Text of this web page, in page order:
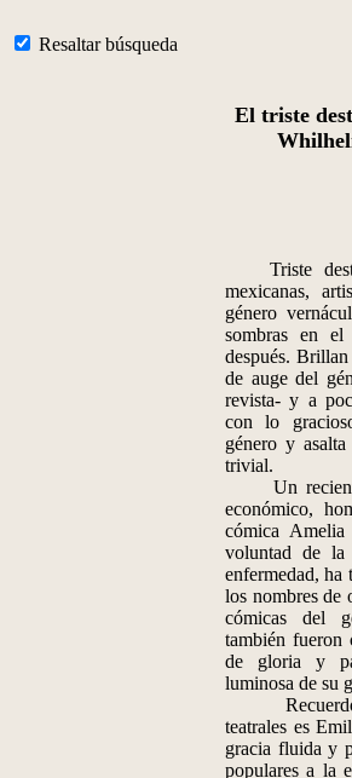
Resaltar búsqueda
El triste
Triste
mexicanas,
género
sombras en el
después.
de auge del
revista- y a
con lo
género y
trivial.
Un reciente
económico,
cómica
voluntad de la
enfermedad, ha
los nombres de
cómicas del
también fueron
de gloria y
luminosa de su
Recuerdo
teatrales es
gracia fluida y
populares a la